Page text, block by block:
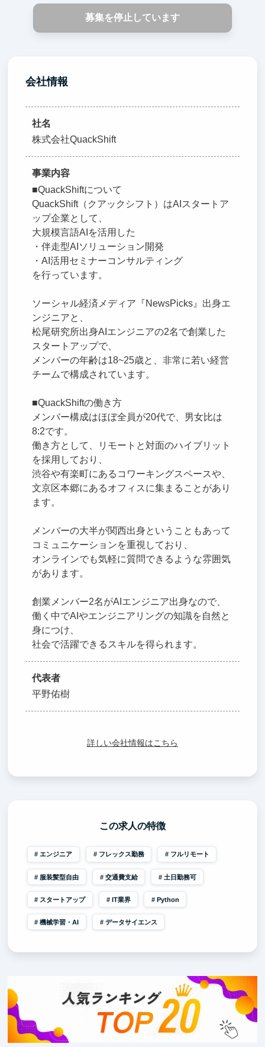
募集を停止しています
会社情報
社名
株式会社QuackShift
事業内容
■QuackShiftについて
QuackShift（クアックシフト）はAIスタートア
ップ企業として、
大規模言語AIを活用した
・伴走型AIソリューション開発
・AI活用セミナーコンサルティング
を行っています。
ソーシャル経済メディア『NewsPicks』出身エ
ンジニアと、
松尾研究所出身AIエンジニアの2名で創業した
スタートアップで、
メンバーの年齢は18~25歳と、非常に若い経営
チームで構成されています。
■QuackShiftの働き方
メンバー構成はほぼ全員が20代で、男女比は
8:2です。
働き方として、リモートと対面のハイブリット
を採用しており、
渋谷や有楽町にあるコワーキングスペースや、
文京区本郷にあるオフィスに集まることがあり
ます。
メンバーの大半が関西出身ということもあって
コミュニケーションを重視しており、
オンラインでも気軽に質問できるような雰囲気
があります。
創業メンバー2名がAIエンジニア出身なので、
働く中でAIやエンジニアリングの知識を自然と
身につけ、
社会で活躍できるスキルを得られます。
代表者
平野佑樹
詳しい会社情報はこちら
この求人の特徴
エンジニア フレックス勤務 フルリモート
服装髪型自由 交通費支給 土日勤務可
スタートアップ IT業界 Python
機械学習・AI データサイエンス